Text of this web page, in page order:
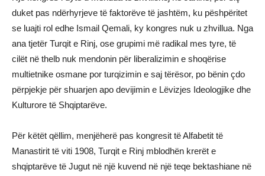
duket pas ndërhyrjeve të faktorëve të jashtëm, ku pëshpëritet
se luajti rol edhe Ismail Qemali, ky kongres nuk u zhvillua. Nga
ana tjetër Turqit e Rinj, ose grupimi më radikal mes tyre, të
cilët në thelb nuk mendonin për liberalizimin e shoqërise
multietnike osmane por turqizimin e saj tërësor, po bënin çdo
përpjekje për shuarjen apo devijimin e Lëvizjes Ideologjike dhe
Kulturore të Shqiptarëve.
Për këtët qëllim, menjëherë pas kongresit të Alfabetit të
Manastirit të viti 1908, Turqit e Rinj mblodhën krerët e
shqiptarëve të Jugut në një kuvend në një teqe bektashiane në